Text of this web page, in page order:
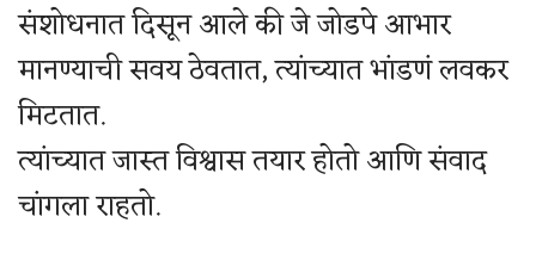
संशोधनात दिसून आले की जे जोडपे आभार
मानण्याची सवय ठेवतात, त्यांच्यात भांडणं लवकर
मिटतात.
त्यांच्यात जास्त विश्वास तयार होतो आणि संवाद
चांगला राहतो.